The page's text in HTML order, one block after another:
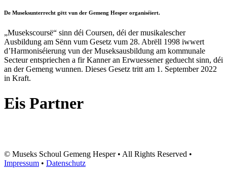
De Museksunterrecht gëtt vun der Gemeng Hesper organiséiert.
„Musekscoursë“ sinn déi Coursen, déi der musikalescher
Ausbildung am Sënn vum Gesetz vum 28. Abrëll 1998 iwwert
d’Harmoniséierung vun der Museksausbildung am kommunale
Secteur entspriechen a fir Kanner an Erwuessener geduecht sinn, déi
an der Gemeng wunnen. Dieses Gesetz tritt am 1. September 2022
in Kraft.
Eis Partner
© Museks Schoul Gemeng Hesper • All Rights Reserved •
Impressum • Datenschutz